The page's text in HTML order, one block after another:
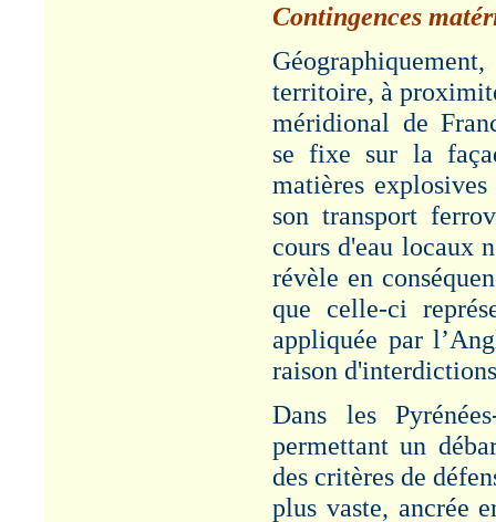
Contingences
territoire, à
méridional de
se fixe sur la
matières
son transport
cours d'eau locaux
révèle en
que celle-ci
appliquée par
raison
Dans les
permettant un
des critères de
plus vaste, ancrée